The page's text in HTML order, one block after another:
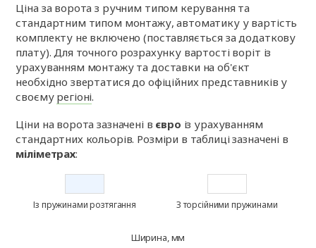
Ціна за ворота з ручним типом керування та
стандартним типом монтажу, автоматику у вартість
комплекту не включено (поставляється за додаткову
плату). Для точного розрахунку вартості воріт із
урахуванням монтажу та доставки на об'єкт
необхідно звертатися до офіційних представників у
своєму регіоні.
Ціни на ворота зазначені в євро із урахуванням
стандартних кольорів. Розміри в таблиці зазначені в
міліметрах:
Із пружинами розтягання З торсійними пружинами
Ширина, мм